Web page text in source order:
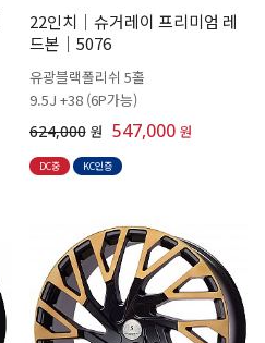
22인치│슈거레이 프리미엄 레
드본│5076
유광블랙폴리쉬 5홀
9.5J +38 (6P가능)
624,000 원 547,000 원
DC중 KC인증